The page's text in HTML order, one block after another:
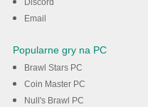
Discord
Email
Popularne gry na PC
Brawl Stars PC
Coin Master PC
Null's Brawl PC